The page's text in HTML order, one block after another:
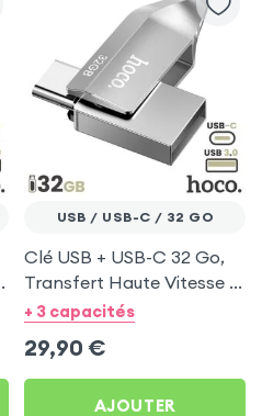
USB / USB-C / 32 GO
Clé USB + USB-C 32 Go,
Transfert Haute Vitesse -
Hoco Argent
+ 3 capacités
29,90 €
AJOUTER